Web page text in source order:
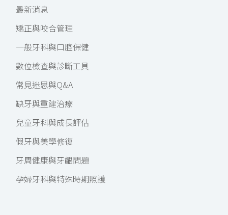
最新消息
矯正與咬合管理
一般牙科與口腔保健
數位檢查與診斷工具
常見迷思與Q&A
缺牙與重建治療
兒童牙科與成長評估
假牙與美學修復
牙周健康與牙齦問題
孕婦牙科與特殊時期照護